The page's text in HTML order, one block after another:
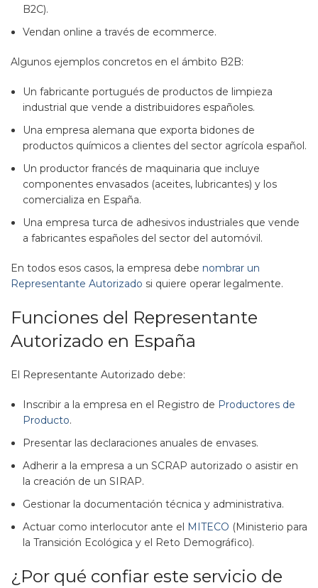
B2C).
Vendan online a través de ecommerce.
Algunos ejemplos concretos en el ámbito B2B:
Un fabricante portugués de productos de limpieza
industrial que vende a distribuidores españoles.
Una empresa alemana que exporta bidones de
productos químicos a clientes del sector agrícola español.
Un productor francés de maquinaria que incluye
componentes envasados (aceites, lubricantes) y los
comercializa en España.
Una empresa turca de adhesivos industriales que vende
a fabricantes españoles del sector del automóvil.
En todos esos casos, la empresa debe nombrar un
Representante Autorizado si quiere operar legalmente.
Funciones del Representante
Autorizado en España
El Representante Autorizado debe:
Inscribir a la empresa en el Registro de Productores de
Producto.
Presentar las declaraciones anuales de envases.
Adherir a la empresa a un SCRAP autorizado o asistir en
la creación de un SIRAP.
Gestionar la documentación técnica y administrativa.
Actuar como interlocutor ante el MITECO (Ministerio para
la Transición Ecológica y el Reto Demográfico).
¿Por qué confiar este servicio de